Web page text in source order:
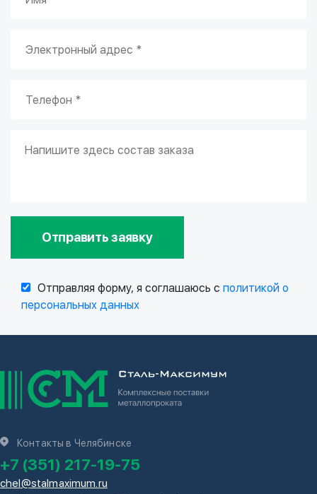
Отправить заявку
Отправляя форму, я соглашаюсь с политикой о
персональных данных
Контакты в Челябинске
+7 (351) 217-19-75
chel@stalmaximum.ru